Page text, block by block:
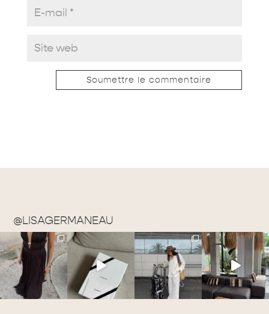
Soumettre le commentaire
@LISAGERMANEAU